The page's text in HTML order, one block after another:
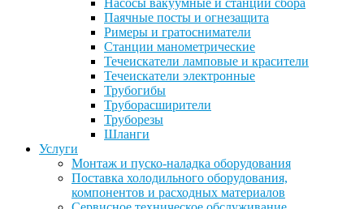
Насосы вакуумные и станции сбора
Паячные посты и огнезащита
Римеры и гратосниматели
Станции манометрические
Течеискатели ламповые и красители
Течеискатели электронные
Трубогибы
Труборасширители
Труборезы
Шланги
Услуги
Монтаж и пуско-наладка оборудования
Поставка холодильного оборудования,
компонентов и расходных материалов